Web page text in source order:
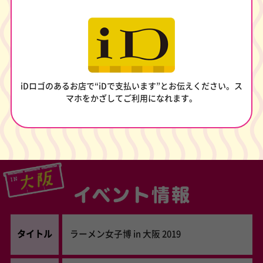
iDロゴのあるお店で“iDで支払います”とお伝えください。 ス
マホをかざしてご利用になれます。
タイトル ラーメン女子博 in 大阪 2019